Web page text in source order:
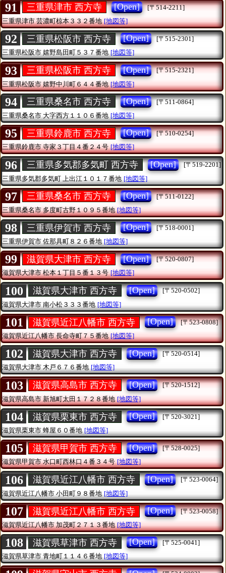
91 三重県津市 西方寺 [Open]
[〒514-2211]
三重県津市芸濃町椋本３３２番地 [地図等]
92 三重県松阪市 西方寺 [Open]
[〒515-2301]
三重県松阪市嬉野島田町５３７番地 [地図等]
93 三重県松阪市 西方寺 [Open]
[〒515-2321]
三重県松阪市嬉野中川町６４４番地 [地図等]
94 三重県桑名市 西方寺 [Open]
[〒511-0864]
三重県桑名市 大字西方１１０６番地 [地図等]
95 三重県鈴鹿市 西方寺 [Open]
[〒510-0254]
三重県鈴鹿市寺家３丁目４番２４号 [地図等]
96 三重県多気郡多気町 西方寺 [Open]
[〒519-2201]
三重県多気郡多気町 上出江１０１７番地 [地図等]
97 三重県桑名市 西方寺 [Open]
[〒511-0122]
三重県桑名市多度町古野１０９５番地 [地図等]
98 三重県伊賀市 西方寺 [Open]
[〒518-0001]
三重県伊賀市佐那具町８２６番地 [地図等]
99 滋賀県大津市 西方寺 [Open]
[〒520-0807]
滋賀県大津市松本１丁目５番１３号 [地図等]
100 滋賀県大津市 西方寺 [Open]
[〒520-0502]
滋賀県大津市 南小松３３３番地 [地図等]
101 滋賀県近江八幡市 西方寺 [Open]
[〒523-0808]
滋賀県近江八幡市長命寺町７５番地 [地図等]
102 滋賀県大津市 西方寺 [Open]
[〒520-0514]
滋賀県大津市木戸６７６番地 [地図等]
103 滋賀県高島市 西方寺 [Open]
[〒520-1512]
滋賀県高島市新旭町太田１７２８番地 [地図等]
104 滋賀県栗東市 西方寺 [Open]
[〒520-3021]
滋賀県栗東市蜂屋６０番地 [地図等]
105 滋賀県甲賀市 西方寺 [Open]
[〒528-0025]
滋賀県甲賀市水口町西林口４番３４号 [地図等]
106 滋賀県近江八幡市 西方寺 [Open]
[〒523-0064]
滋賀県近江八幡市 小田町９８番地 [地図等]
107 滋賀県近江八幡市 西方寺 [Open]
[〒523-0058]
滋賀県近江八幡市加茂町２７１３番地 [地図等]
108 滋賀県草津市 西方寺 [Open]
[〒525-0041]
滋賀県草津市青地町１１４６番地 [地図等]